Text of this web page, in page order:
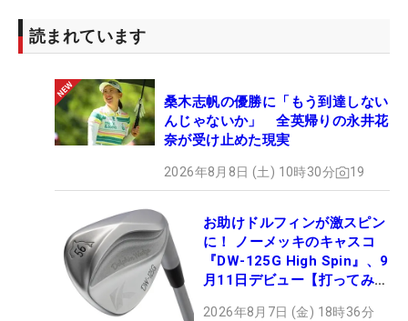
読まれています
桑木志帆の優勝に「もう到達しない
んじゃないか」 全英帰りの永井花
奈が受け止めた現実
2026年8月8日 (土) 10時30分 19
お助けドルフィンが激スピン
に！ ノーメッキのキャスコ
『DW-125G High Spin』、9
月11日デビュー【打ってみ
2026年8月7日 (金) 18時36分